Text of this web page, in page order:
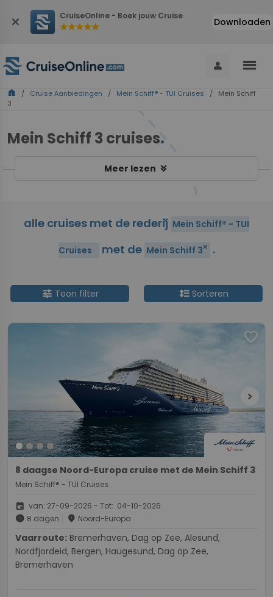
close CruiseOnline - Boek jouw Cruise
starstarstarstarstar Downloaden
person menu
home / Cruise Aanbiedingen / Mein Schiff® - TUI Cruises / Mein Schiff
3
Mein Schiff 3 cruises.
Meer lezen keyboard_double_arrow_down
alle cruises met de rederij Mein Schiff® - TUI
Cruises
close
met de Mein Schiff 3close .
tune Toon filter format_line_spacingSorteren
favorite
chevron_right
8 daagse Noord-Europa cruise met de Mein Schiff 3
Mein Schiff® - TUI Cruises
event van: 27-09-2026 - Tot: 04-10-2026
schedule 8 dagen place Noord-Europa
Vaarroute:
Nordfjordeid, Bergen, Haugesund, Dag op Zee,
Bremerhaven